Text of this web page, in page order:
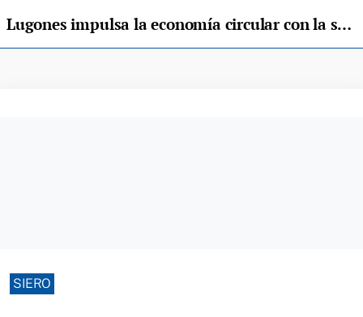
Lugones impulsa la economía circular con la segunda edición de su Feria del Trueque
SIERO